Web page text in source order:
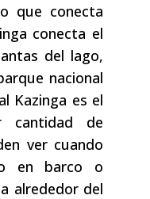
que conecta
conecta el
del lago,
nacional
Kazinga es el
cantidad de
ver cuando
en barco o
alrededor del